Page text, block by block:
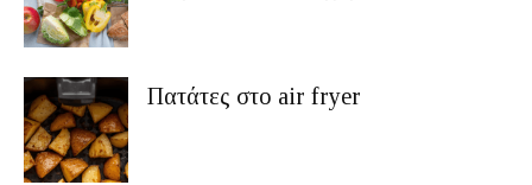
Πατάτες στο air fryer